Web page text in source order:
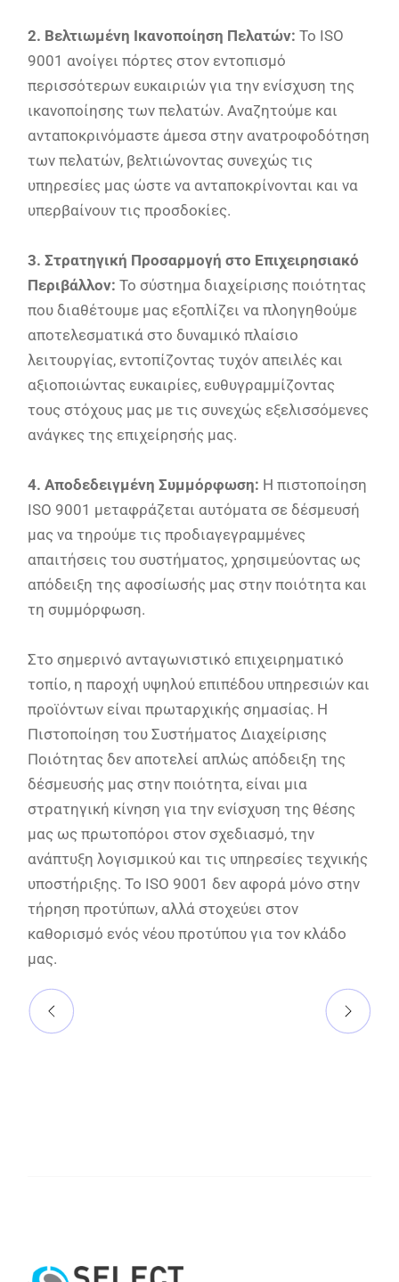
2. Βελτιωμένη Ικανοποίηση Πελατών: Το ISO
9001 ανοίγει πόρτες στον εντοπισμό
περισσότερων ευκαιριών για την ενίσχυση της
ικανοποίησης των πελατών. Αναζητούμε και
ανταποκρινόμαστε άμεσα στην ανατροφοδότηση
των πελατών, βελτιώνοντας συνεχώς τις
υπηρεσίες μας ώστε να ανταποκρίνονται και να
υπερβαίνουν τις προσδοκίες.
3. Στρατηγική Προσαρμογή στο Επιχειρησιακό
Περιβάλλον: Το σύστημα διαχείρισης ποιότητας
που διαθέτουμε μας εξοπλίζει να πλοηγηθούμε
αποτελεσματικά στο δυναμικό πλαίσιο
λειτουργίας, εντοπίζοντας τυχόν απειλές και
αξιοποιώντας ευκαιρίες, ευθυγραμμίζοντας
τους στόχους μας με τις συνεχώς εξελισσόμενες
ανάγκες της επιχείρησής μας.
4. Αποδεδειγμένη Συμμόρφωση: Η πιστοποίηση
ISO 9001 μεταφράζεται αυτόματα σε δέσμευσή
μας να τηρούμε τις προδιαγεγραμμένες
απαιτήσεις του συστήματος, χρησιμεύοντας ως
απόδειξη της αφοσίωσής μας στην ποιότητα και
τη συμμόρφωση.
Στο σημερινό ανταγωνιστικό επιχειρηματικό
τοπίο, η παροχή υψηλού επιπέδου υπηρεσιών και
προϊόντων είναι πρωταρχικής σημασίας. Η
Πιστοποίηση του Συστήματος Διαχείρισης
Ποιότητας δεν αποτελεί απλώς απόδειξη της
δέσμευσής μας στην ποιότητα, είναι μια
στρατηγική κίνηση για την ενίσχυση της θέσης
μας ως πρωτοπόροι στον σχεδιασμό, την
ανάπτυξη λογισμικού και τις υπηρεσίες τεχνικής
υποστήριξης. Το ISO 9001 δεν αφορά μόνο στην
τήρηση προτύπων, αλλά στοχεύει στον
καθορισμό ενός νέου προτύπου για τον κλάδο
μας.